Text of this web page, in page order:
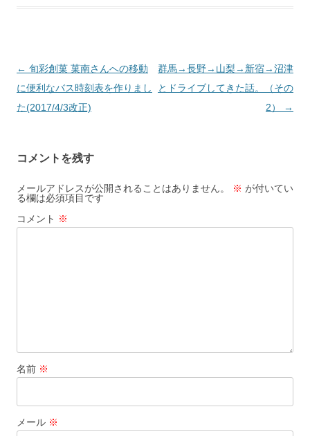
投
稿
ナ
ー
シ
ョ
ン
← 旬彩創菓 菓南さんへの移動
に便利なバス時刻表を作りまし
た(2017/4/3改正)
群馬→長野→山梨→新宿→沼津
とドライブしてきた話。（その
2）
→
コメントを残す
メールアドレスが公開されることはありません。 ※ が付いてい
る欄は必須項目です
コメント ※
名前 ※
メール ※